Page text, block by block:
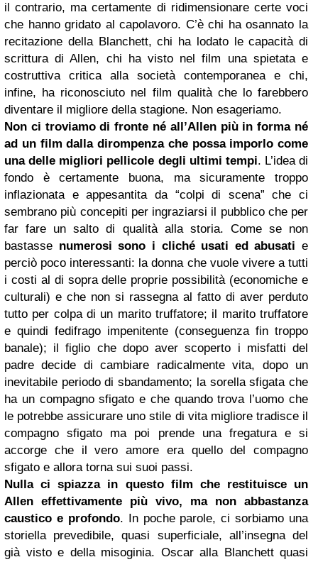
il contrario, ma certamente di ridimensionare certe voci
che hanno gridato al capolavoro. C’è chi ha osannato la
recitazione della Blanchett, chi ha lodato le capacità di
scrittura di Allen, chi ha visto nel film una spietata e
costruttiva critica alla società contemporanea e chi,
infine, ha riconosciuto nel film qualità che lo farebbero
diventare il migliore della stagione. Non esageriamo.
Non ci troviamo di fronte né all’Allen più in forma né
ad un film dalla dirompenza che possa imporlo come
una delle migliori pellicole degli ultimi tempi. L’idea di
fondo è certamente buona, ma sicuramente troppo
inflazionata e appesantita da “colpi di scena” che ci
sembrano più concepiti per ingraziarsi il pubblico che per
far fare un salto di qualità alla storia. Come se non
bastasse numerosi sono i cliché usati ed abusati e
perciò poco interessanti: la donna che vuole vivere a tutti
i costi al di sopra delle proprie possibilità (economiche e
culturali) e che non si rassegna al fatto di aver perduto
tutto per colpa di un marito truffatore; il marito truffatore
e quindi fedifrago impenitente (conseguenza fin troppo
banale); il figlio che dopo aver scoperto i misfatti del
padre decide di cambiare radicalmente vita, dopo un
inevitabile periodo di sbandamento; la sorella sfigata che
ha un compagno sfigato e che quando trova l’uomo che
le potrebbe assicurare uno stile di vita migliore tradisce il
compagno sfigato ma poi prende una fregatura e si
accorge che il vero amore era quello del compagno
sfigato e allora torna sui suoi passi.
Nulla ci spiazza in questo film che restituisce un
Allen effettivamente più vivo, ma non abbastanza
caustico e profondo. In poche parole, ci sorbiamo una
storiella prevedibile, quasi superficiale, all’insegna del
già visto e della misoginia. Oscar alla Blanchett quasi